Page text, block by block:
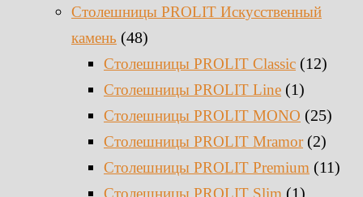
Столешницы PROLIT Искусственный
камень (48)
Столешницы PROLIT Classic (12)
Столешницы PROLIT Line (1)
Столешницы PROLIT MONO (25)
Столешницы PROLIT Mramor (2)
Столешницы PROLIT Premium (11)
Столешницы PROLIT Slim (1)